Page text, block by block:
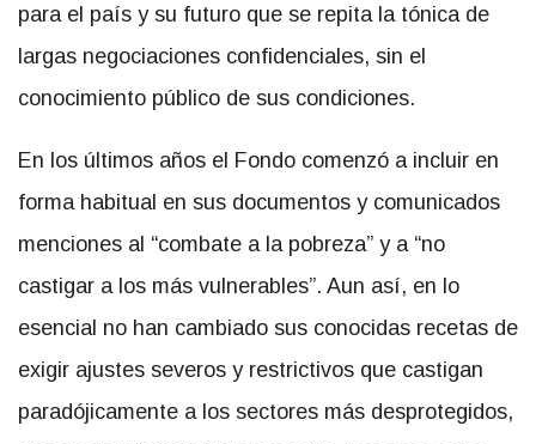
para el país y su futuro que se repita la tónica de
largas negociaciones confidenciales, sin el
conocimiento público de sus condiciones.
En los últimos años el Fondo comenzó a incluir en
forma habitual en sus documentos y comunicados
menciones al “combate a la pobreza” y a “no
castigar a los más vulnerables”. Aun así, en lo
esencial no han cambiado sus conocidas recetas de
exigir ajustes severos y restrictivos que castigan
paradójicamente a los sectores más desprotegidos,